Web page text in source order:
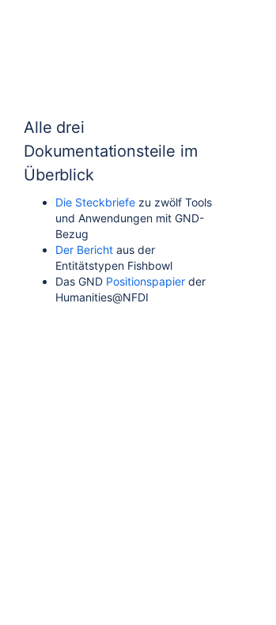
Alle drei
Dokumentationsteile im
Überblick
Die Steckbriefe zu zwölf Tools
und Anwendungen mit GND-
Bezug
Der Bericht aus der
Entitätstypen Fishbowl
Das GND Positionspapier der
Humanities@NFDI